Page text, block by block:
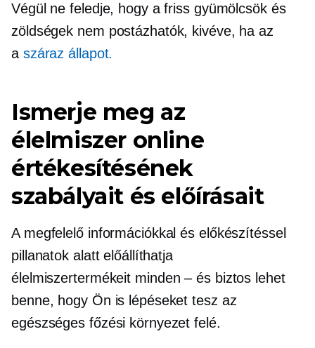
Végül ne feledje, hogy a friss gyümölcsök és
zöldségek nem postázhatók, kivéve, ha az
a száraz állapot.
Ismerje meg az
élelmiszer online
értékesítésének
szabályait és előírásait
A megfelelő információkkal és előkészítéssel
pillanatok alatt előállíthatja
élelmiszertermékeit minden – ésbiztos lehet
benne, hogy Ön is lépéseket tesz az
egészséges főzési környezet felé.